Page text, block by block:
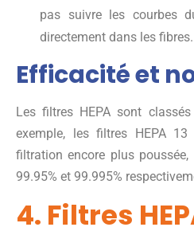
pas suivre les courbes
directement dans les fibres.
Efficacité et
Les filtres HEPA sont
exemple, les filtres HEPA
filtration encore plus poussée,
99.95% et 99.995%
4. Filtres